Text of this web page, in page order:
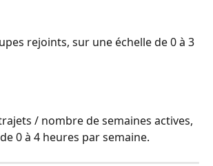
rejoints, sur une échelle de 0 à 3
/ nombre de semaines actives,
0 à 4 heures par semaine.